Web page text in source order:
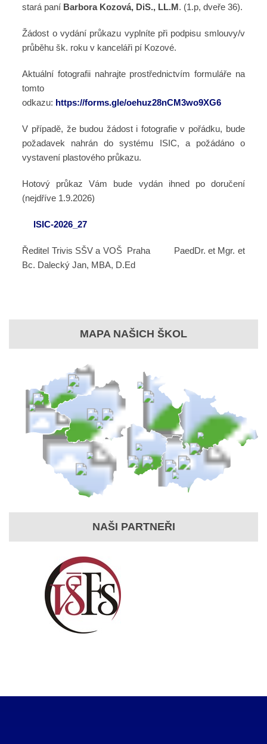
stará paní Barbora Kozová, DiS., LL.M. (1.p, dveře 36).
Žádost o vydání průkazu vyplníte při podpisu smlouvy/v
průběhu šk. roku v kanceláři pí Kozové.
Aktuální fotografii nahrajte prostřednictvím formuláře na
tomto
odkazu: https://forms.gle/oehuz28nCM3wo9XG6
V případě, že budou žádost i fotografie v pořádku, bude
požadavek nahrán do systému ISIC, a požádáno o
vystavení plastového průkazu.
Hotový průkaz Vám bude vydán ihned po doručení
(nejdříve 1.9.2026)
ISIC-2026_27
Ředitel Trivis SŠV a VOŠ Praha PaedDr. et Mgr. et
Bc. Dalecký Jan, MBA, D.Ed
MAPA NAŠICH ŠKOL
NAŠI PARTNEŘI